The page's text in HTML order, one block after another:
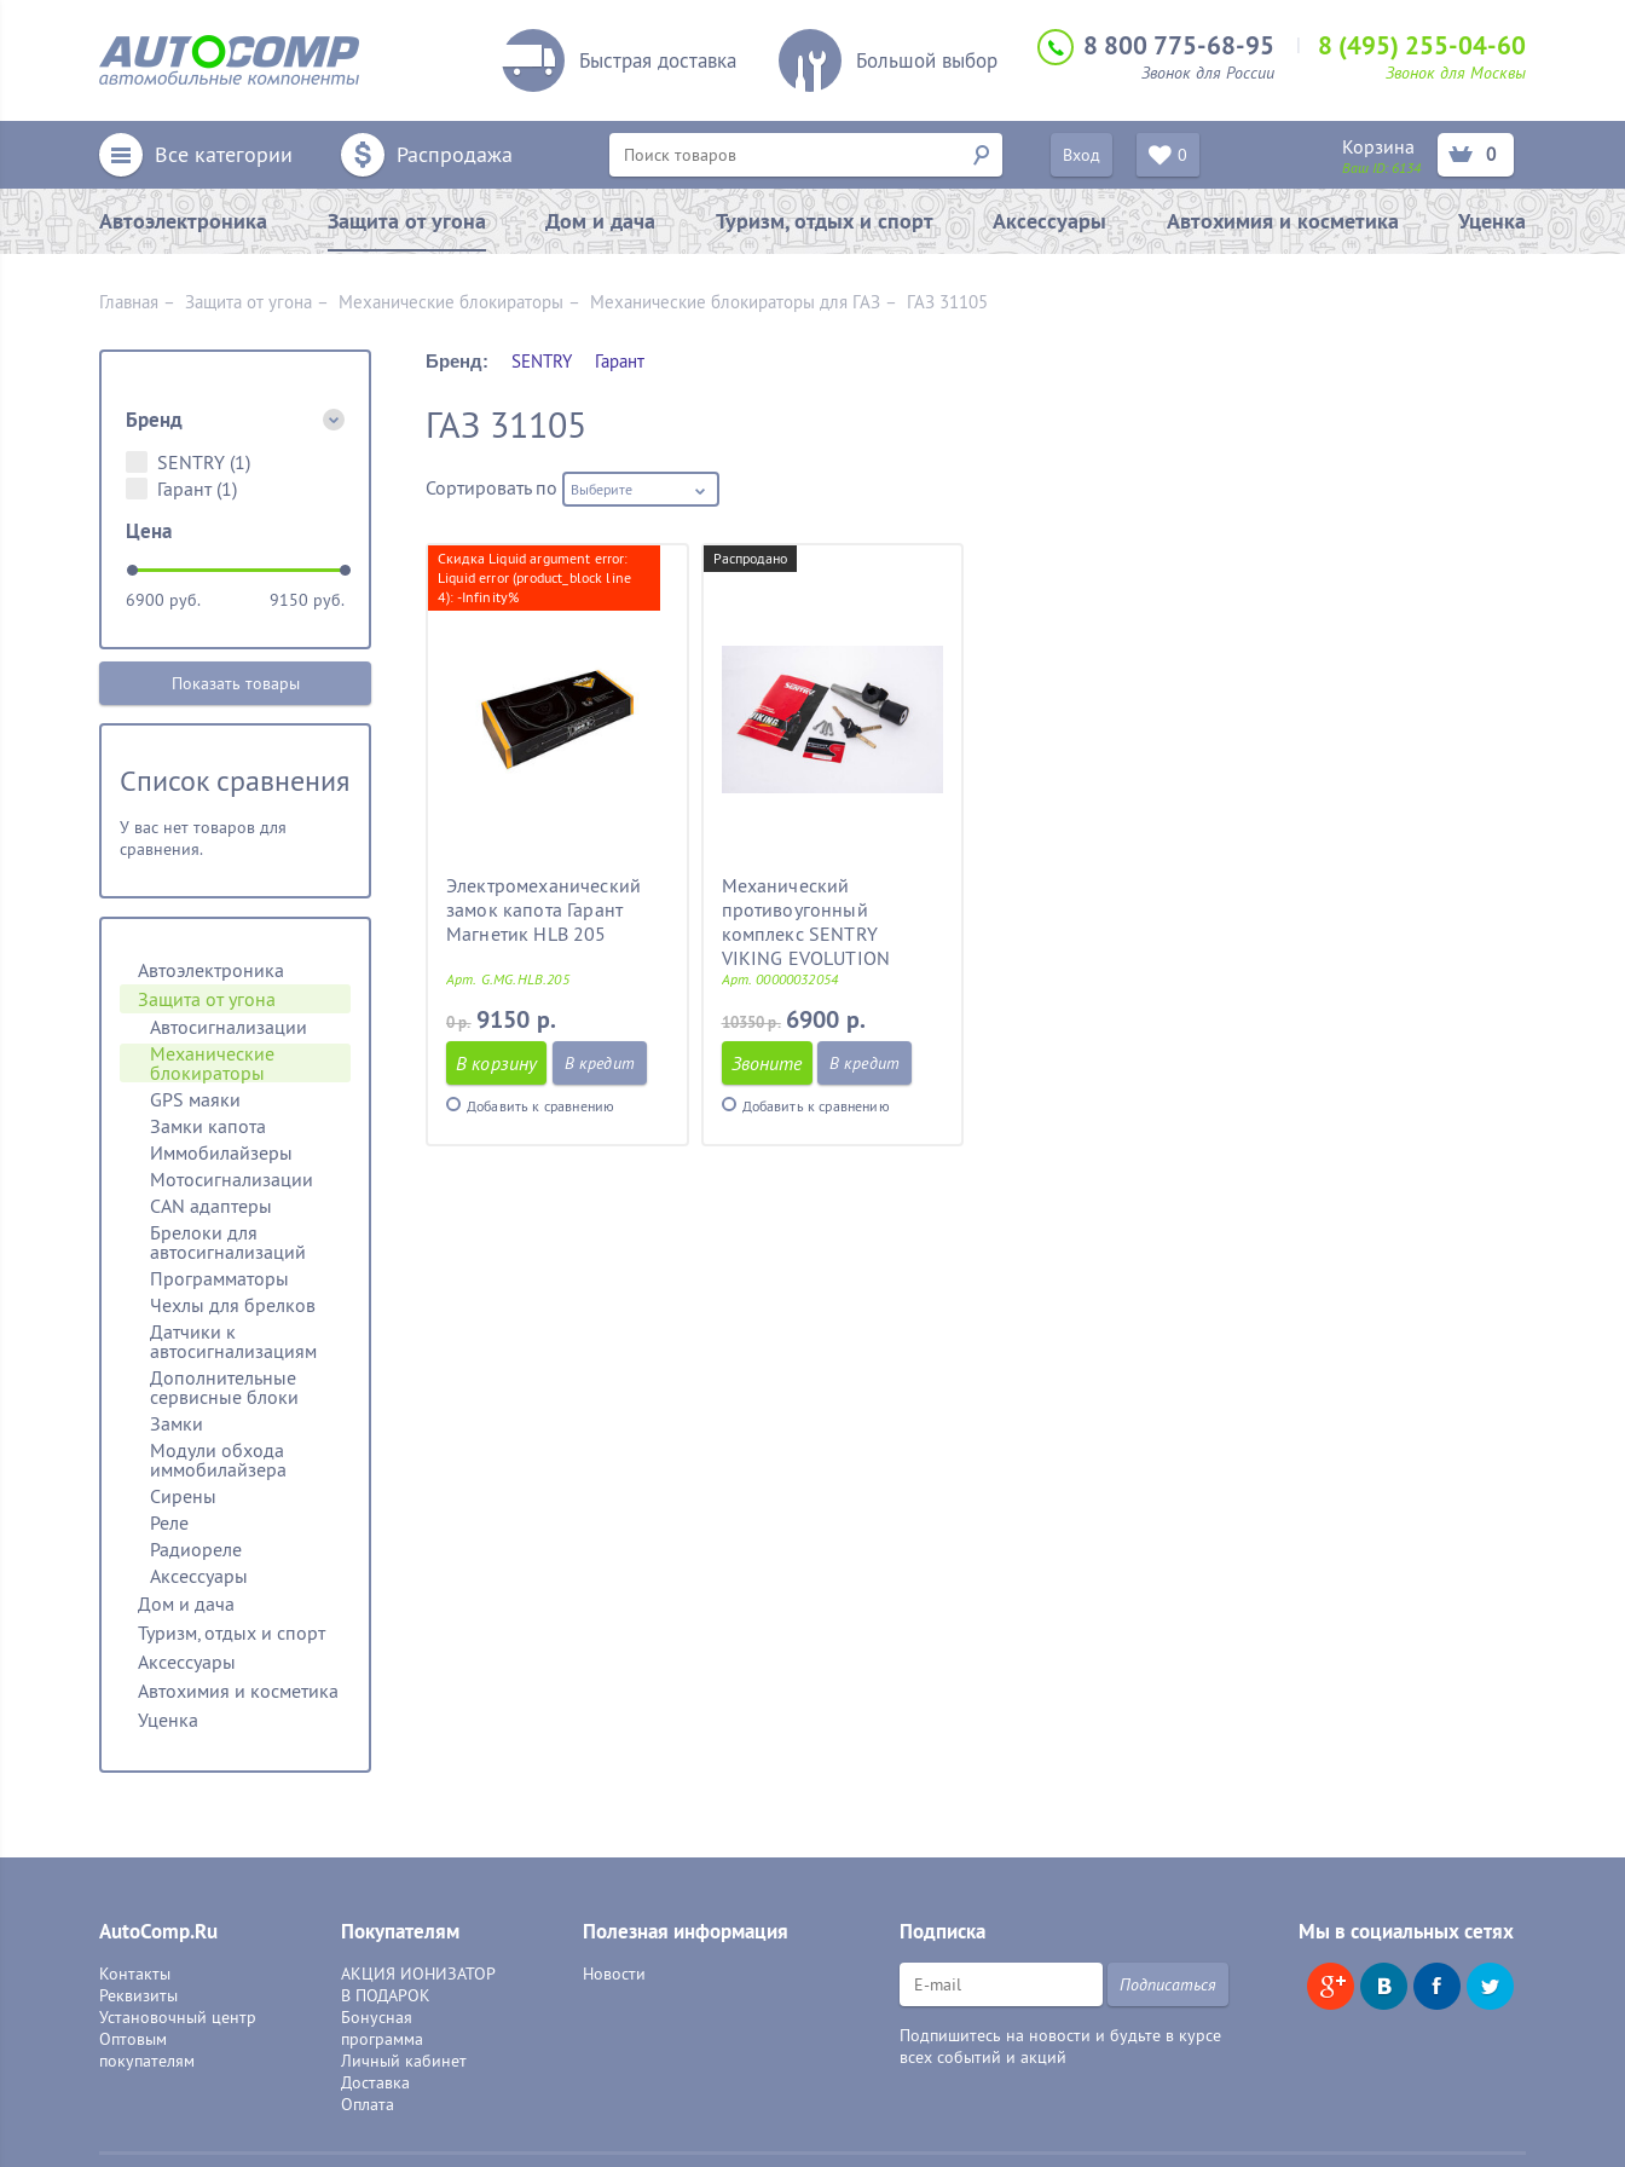
Быстрая доставка Большой выбор 8 800 775-68-95
Звонок для России
8 (495) 255-04-60
Звонок для Москвы
Все категории Распродажа Вход 0 Корзина
Ваш ID:6134
0
Автоэлектроника Защита от угона Дом и дача Туризм, отдых и спорт Аксессуары Автохимия и косметика Уценка
Главная – Защита от угона – Механические блoкираторы – Механические блокираторы для ГАЗ – ГАЗ 31105
Бренд: SENTRY Гарант
ГАЗ 31105
Сортировать по Выберите
Скидка Liquid argument error:
Liquid error (product_block line
4): -Infinity%
Электромеханический
замок капота Гарант
Магнетик HLB 205
Арт. G.MG.HLB.205
0 р. 9150 р.
В корзину В кредит
Добавить к сравнению
Распродано
Механический
противоугонный
комплекс SENTRY
VIKING EVOLUTION
Арт. 00000032054
10350 р. 6900 р.
Звоните В кредит
Добавить к сравнению
Бренд
SENTRY (1)
Гарант (1)
Цена
6900 руб. 9150 руб.
Показать товары
Список сравнения
У вас нет товаров для
сравнения.
Автоэлектроника
Защита от угона
Автосигнализации
Механические
блoкираторы
GPS маяки
Замки капота
Иммобилайзеры
Мотосигнализации
CAN адаптеры
Брелоки для
автосигнализаций
Программаторы
Чехлы для брелков
Датчики к
автосигнализациям
Дополнительные
сервисные блоки
Замки
Модули обхода
иммобилайзера
Сирены
Реле
Радиореле
Аксессуары
Дом и дача
Туризм, отдых и спорт
Аксессуары
Автохимия и косметика
Уценка
AutoComp.Ru
Контакты
Реквизиты
Установочный центр
Оптовым
покупателям
Покупателям
АКЦИЯ ИОНИЗАТОР
В ПОДАРОК
Бонусная
программа
Личный кабинет
Доставка
Оплата
Полезная информация
Новости
Подписка
Подписаться
Подпишитесь на новости и будьте в курсе
всех событий и акций
Мы в социальных сетях